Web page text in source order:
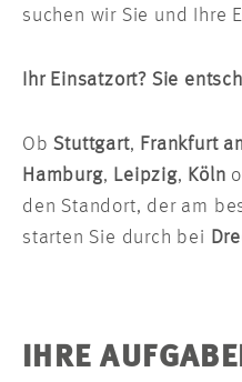
suchen wir Sie und Ihre
Ihr Einsatzort? Sie
ObStuttgart, Frankfurt
Hamburg, Leipzig, Köln
den Standort, der am
starten Sie durch bei
IHRE